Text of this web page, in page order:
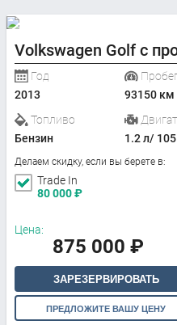
Volkswagen Golf с
Год
2013
93150 км
Топливо
Бензин
1.2 л/
Делаем скидку, если вы берете в:
Trade In
80 000₽
Цена:
875 000 ₽
ЗАРЕЗЕРВИРОВАТЬ
ПРЕДЛОЖИТЕ ВАШУ ЦЕНУ